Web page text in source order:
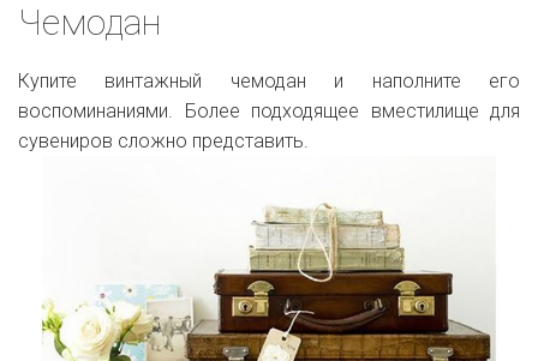
Чемодан
Купите винтажный чемодан и наполните его
воспоминаниями. Более подходящее вместилище для
сувениров сложно представить.